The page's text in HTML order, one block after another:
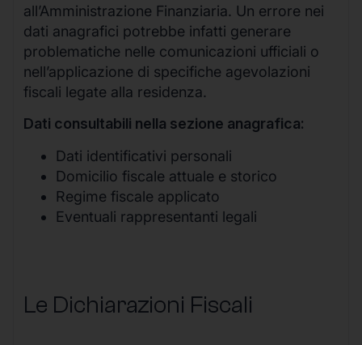
all’Amministrazione Finanziaria. Un errore nei
dati anagrafici potrebbe infatti generare
problematiche nelle comunicazioni ufficiali o
nell’applicazione di specifiche agevolazioni
fiscali legate alla residenza.
Dati consultabili nella sezione anagrafica:
Dati identificativi personali
Domicilio fiscale attuale e storico
Regime fiscale applicato
Eventuali rappresentanti legali
Le Dichiarazioni Fiscali